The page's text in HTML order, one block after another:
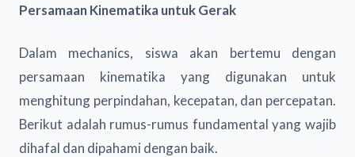
Persamaan Kinematika untuk Gerak
Dalam mechanics, siswa akan bertemu dengan
persamaan kinematika yang digunakan untuk
menghitung perpindahan, kecepatan, dan percepatan.
Berikut adalah rumus-rumus fundamental yang wajib
dihafal dan dipahami dengan baik.